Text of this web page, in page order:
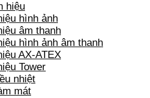
hiệu
hình ảnh
âm thanh
hình ảnh âm thanh
AX-ATEX
Tower
nhiệt
mát